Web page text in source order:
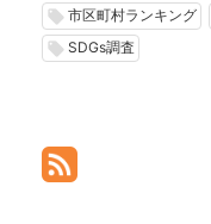
local_offer 市区町村ランキング
local_offer SDGs調査